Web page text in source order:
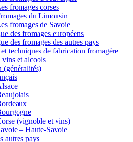
fromages corses
du Limousin
fromages de Savoie
des fromages européens
des fromages des autres pays
et techniques de fabrication fromagère
vins et alcools
(généralités)
(vignoble et vins)
– Haute-Savoie
autres pays